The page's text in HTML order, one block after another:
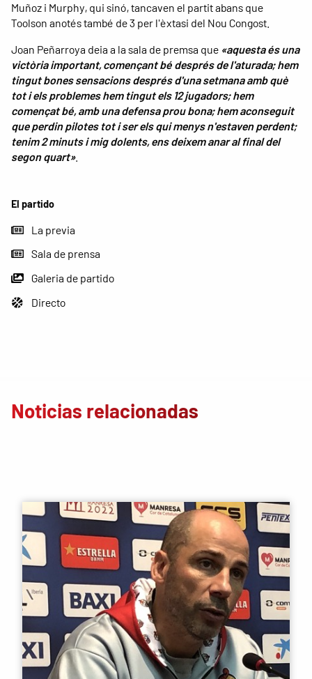
El partido
La previa
Sala de prensa
Galeria de partido
Directo
Muñoz i Murphy, qui sinó, tancaven el partit abans que
Toolson anotés també de 3 per l'èxtasi del Nou Congost.
Joan Peñarroya deia a la sala de premsa que «aquesta és una
victòria important, començant bé després de l'aturada; hem
tingut bones sensacions després d'una setmana amb què
tot i els problemes hem tingut els 12 jugadors; hem
començat bé, amb una defensa prou bona; hem aconseguit
que perdin pilotes tot i ser els qui menys n'estaven perdent;
tenim 2 minuts i mig dolents, ens deixem anar al final del
segon quart».
Noticias relacionadas